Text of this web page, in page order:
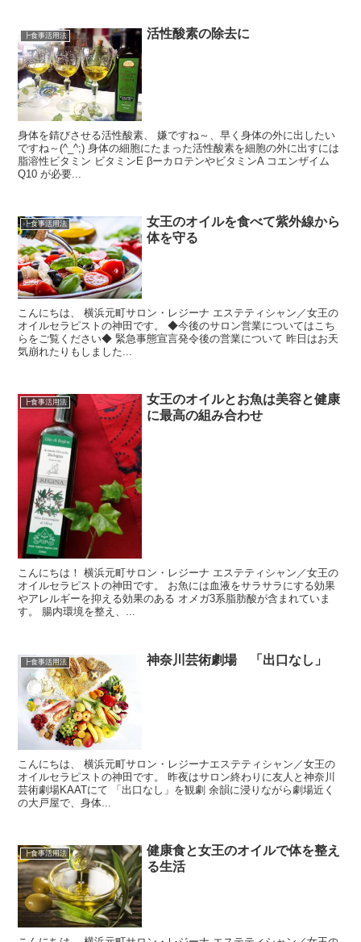
┣食事活用法 活性酸素の除去に
身体を錆びさせる活性酸素、 嫌ですね～、早く身体の外に出したい
ですね～(^_^;) 身体の細胞にたまった活性酸素を細胞の外に出すには
脂溶性ビタミン ビタミンE βーカロテンやビタミンA コエンザイム
Q10 が必要...
┣食事活用法
女王のオイルを食べて紫外線から
体を守る
こんにちは、 横浜元町サロン・レジーナ エステティシャン／女王の
オイルセラピストの神田です。 ◆今後のサロン営業についてはこち
らをご覧ください◆ 緊急事態宣言発令後の営業について 昨日はお天
気崩れたりもしました...
┣食事活用法
女王のオイルとお魚は美容と健康
に最高の組み合わせ
こんにちは！ 横浜元町サロン・レジーナ エステティシャン／女王の
オイルセラピストの神田です。 お魚には血液をサラサラにする効果
やアレルギーを抑える効果のある オメガ3系脂肪酸が含まれていま
す。 腸内環境を整え、...
┣食事活用法 神奈川芸術劇場 「出口なし」
こんにちは、 横浜元町サロン・レジーナエステティシャン／女王の
オイルセラピストの神田です。 昨夜はサロン終わりに友人と神奈川
芸術劇場KAATにて 「出口なし」を観劇 余韻に浸りながら劇場近く
の大戸屋で、身体...
┣食事活用法
健康食と女王のオイルで体を整え
る生活